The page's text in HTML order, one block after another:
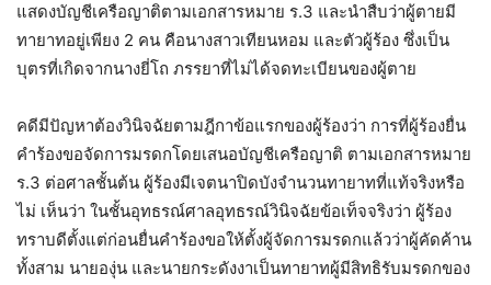
แสดงบัญชีเครือญาติตามเอกสารหมาย ร.3 และนำสืบว่าผู้ตายมี
ทายาทอยู่เพียง 2 คน คือนางสาวเทียนหอม และตัวผู้ร้อง ซึ่งเป็น
บุตรที่เกิดจากนางยี่โถ ภรรยาที่ไม่ได้จดทะเบียนของผู้ตาย
คดีมีปัญหาต้องวินิจฉัยตามฎีกาข้อแรกของผู้ร้องว่า การที่ผู้ร้องยื่น
คำร้องขอจัดการมรดกโดยเสนอบัญชีเครือญาติ ตามเอกสารหมาย
ร.3 ต่อศาลชั้นต้น ผู้ร้องมีเจตนาปิดบังจำนวนทายาทที่แท้จริงหรือ
ไม่ เห็นว่า ในชั้นอุทธรณ์ศาลอุทธรณ์วินิจฉัยข้อเท็จจริงว่า ผู้ร้อง
ทราบดีตั้งแต่ก่อนยื่นคำร้องขอให้ตั้งผู้จัดการมรดกแล้วว่าผู้คัดค้าน
ทั้งสาม นายองุ่น และนายกระดังงาเป็นทายาทผู้มีสิทธิรับมรดกของ